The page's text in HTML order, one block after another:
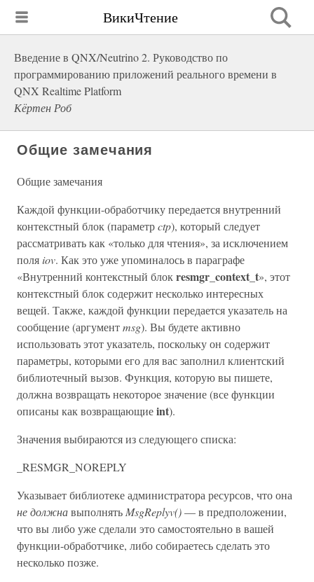
ВикиЧтение
Введение в QNX/Neutrino 2. Руководство по
программированию приложений реального времени в
QNX Realtime Platform
Кёртен Роб
Общие замечания
Общие замечания
Каждой функции-обработчику передается внутренний
контекстный блок (параметрctp), который следует
рассматривать как «только для чтения», за исключением
поля iov. Как это уже упоминалось в параграфе
«Внутренний контекстный блокresmgr_context_t», этот
контекстный блок содержит несколько интересных
вещей. Также, каждой функции передается указатель на
сообщение (аргументmsg). Вы будете активно
использовать этот указатель, поскольку он содержит
параметры, которыми его для вас заполнил клиентский
библиотечный вызов. Функция, которую вы пишете,
должна возвращать некоторое значение (все функции
описаны как возвращающиеint).
Значения выбираются из следующего списка:
_RESMGR_NOREPLY
Указывает библиотеке администратора ресурсов, что она
не должнавыполнять MsgReplyv()— в предположении,
что вы либо уже сделали это самостоятельно в вашей
функции-обработчике, либо собираетесь сделать это
несколько позже.